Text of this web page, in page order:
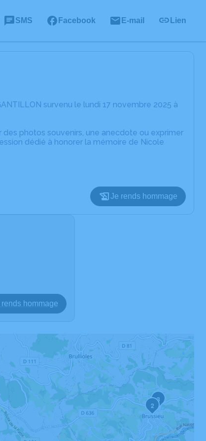
SMS Facebook E-mail Lien
survenu le lundi 17 novembre 2025 à
photos souvenirs, une anecdote ou exprimer
dédié à honorer la mémoire de Nicole
Je rends hommage
rends hommage
2
3